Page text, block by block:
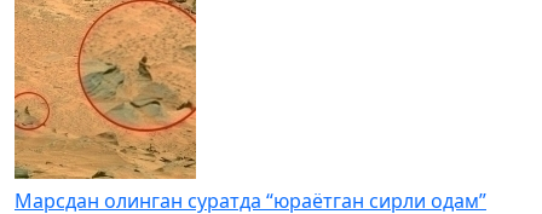
Марсдан олинган суратда “юраётган сирли одам”